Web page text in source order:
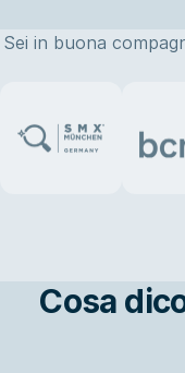
Sei in buona
Cosa